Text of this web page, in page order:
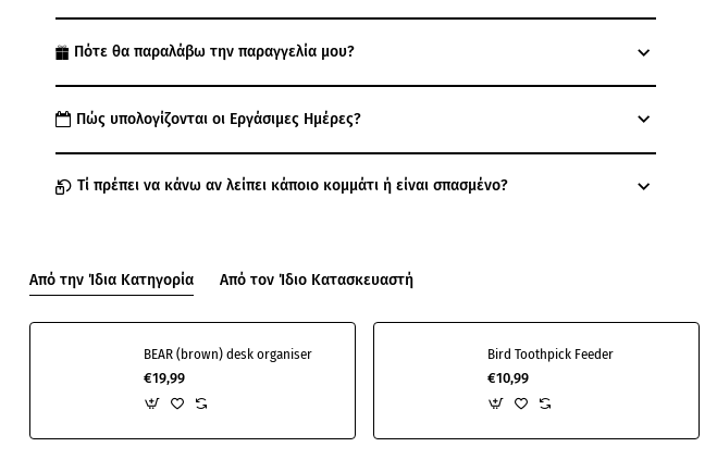
Πότε θα παραλάβω την παραγγελία μου?
Πώς υπολογίζονται οι Εργάσιμες Ημέρες?
Τί πρέπει να κάνω αν λείπει κάποιο κομμάτι ή είναι σπασμένο?
Από την Ίδια Κατηγορία Από τον Ίδιο Κατασκευαστή
BEAR (brown) desk organiser
€19,99
Bird Toothpick Feeder
€10,99